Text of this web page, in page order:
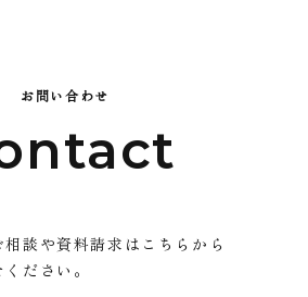
お問い合わせ
談や資料請求はこちらから
ださい。